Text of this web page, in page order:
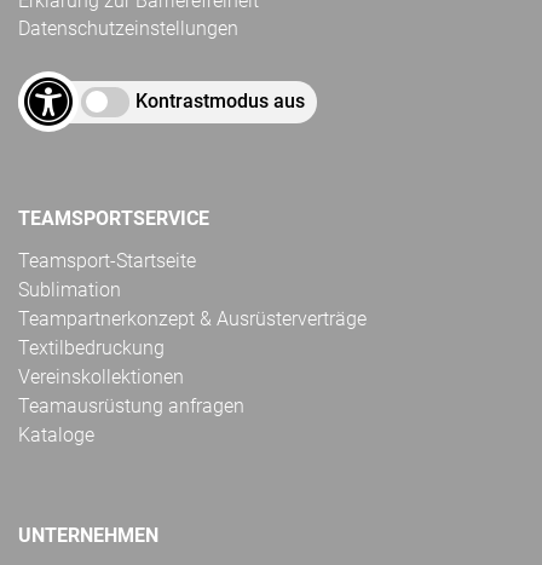
Datenschutzeinstellungen
Kontrastmodus aus
TEAMSPORTSERVICE
Teamsport-Startseite
Sublimation
Teampartnerkonzept & Ausrüsterverträge
Textilbedruckung
Vereinskollektionen
Teamausrüstung anfragen
Kataloge
UNTERNEHMEN